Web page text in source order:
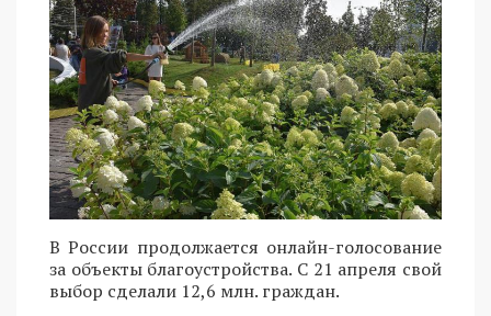
В России продолжается онлайн-голосование
за объекты благоустройства. С 21 апреля свой
выбор сделали 12,6 млн. граждан.